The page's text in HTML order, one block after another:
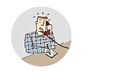
Possono essere
inserite dentro i
cuscinetti delle
ruote, nei bilancieri
della forcella
Springer, nei
tendicatena, ecc.